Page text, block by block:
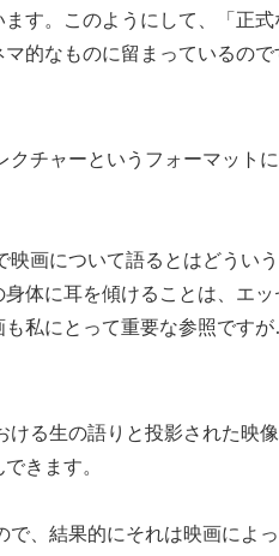
す。このようにして、「正式
的なものに留まっているので
チャーというフォーマット
画について語るとはどうい
体に耳を傾けることは、エッ
私にとって重要な参照ですが
る生の語りと投影された映像
きます。
、結果的にそれは映画によ